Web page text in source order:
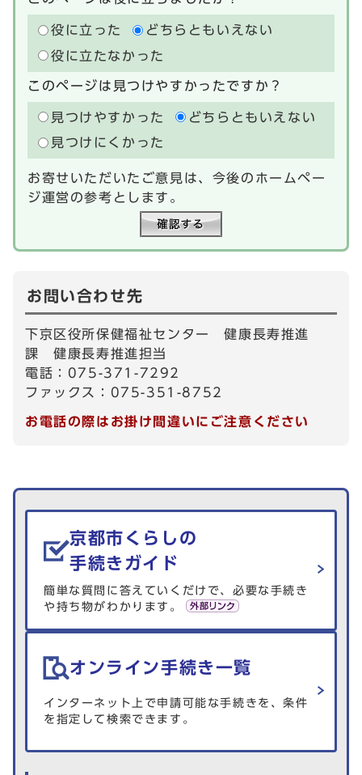
役に立った
どちらともいえない
役に立たなかった
このページは見つけやすかったですか？
見つけやすかった
どちらともいえない
見つけにくかった
お寄せいただいたご意見は、今後のホームペー
ジ運営の参考とします。
お問い合わせ先
下京区役所保健福祉センター 健康長寿推進
課 健康長寿推進担当
電話：075-371-7292
ファックス：075-351-8752
お電話の際はお掛け間違いにご注意ください
生活情報を探す
京都市くらしの
手続きガイド
簡単な質問に答えていくだけで、必要な手続き
や持ち物がわかります。
オンライン手続き一覧
インターネット上で申請可能な手続きを、条件
を指定して検索できます。